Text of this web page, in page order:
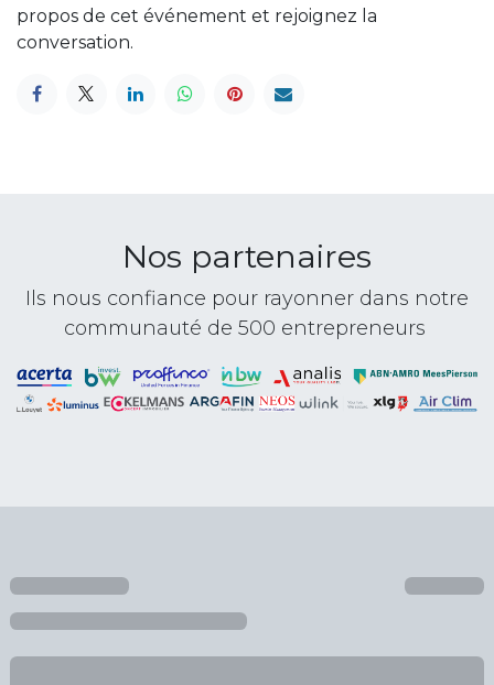
propos de cet événement et rejoignez la
conversation.
Nos partenaires
Ils nous confiance pour rayonner dans notre
communauté de 500 entrepreneurs